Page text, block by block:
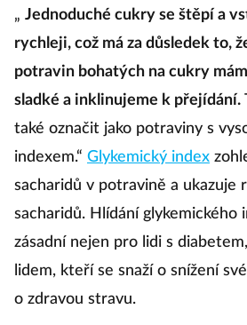
„ Jednoduché cukry se štěpí a
rychleji, což má za důsledek to,
potravin bohatých na cukry
sladké a inklinujeme k přejídání.
také označit jako potraviny s
indexem.“ Glykemický index
sacharidů v potravině a ukazuje
sacharidů. Hlídání glykemického
zásadní nejen pro lidi s
lidem, kteří se snaží o snížení
o zdravou stravu.